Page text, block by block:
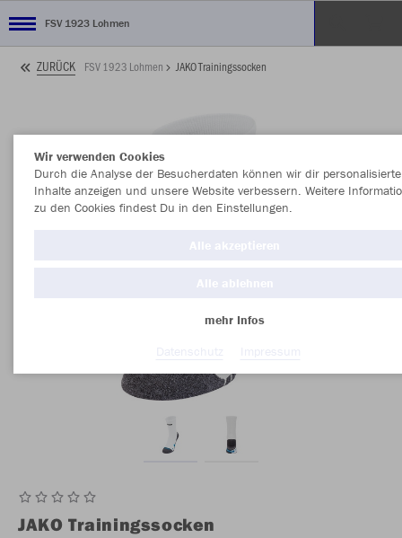
FSV 1923 Lohmen
ZURÜCK FSV 1923 Lohmen JAKO Trainingssocken
JAKO Trainingssocken
Wir verwenden Cookies
Durch die Analyse der Besucherdaten können wir dir personalisierte
Inhalte anzeigen und unsere Website verbessern. Weitere
zu den Cookies findest Du in den Einstellungen.
mehr Infos